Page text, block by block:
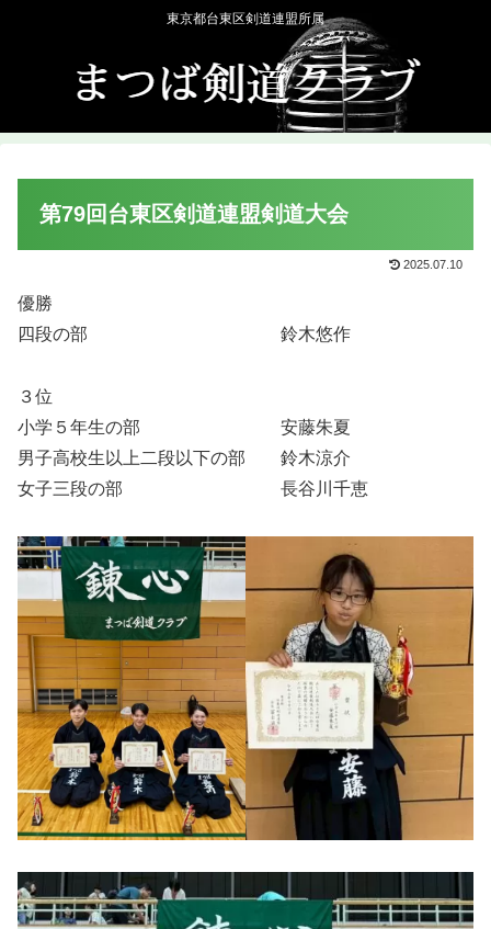
東京都台東区剣道連盟所属
第79回台東区剣道連盟剣道大会
2025.07.10
優勝
四段の部 鈴木悠作
３位
小学５年生の部 安藤朱夏
男子高校生以上二段以下の部 鈴木涼介
女子三段の部 長谷川千恵